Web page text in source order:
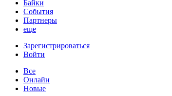
Байки
События
Партнеры
еще
Зарегистрироваться
Войти
Все
Онлайн
Новые